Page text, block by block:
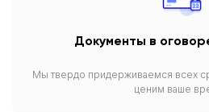
Документы в
Мы твердо придерживаемся всех
ценим ваше